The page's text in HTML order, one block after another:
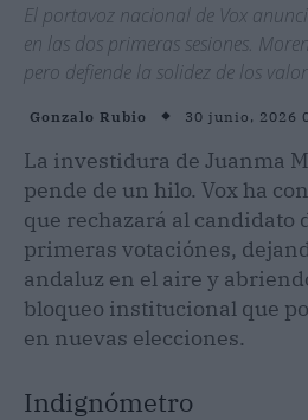
El portavoz nacional de Vox
en las dos primeras sesiones.
pero defiende la solidez de los
Gonzalo Rubio 30 junio, 2026
La investidura de Juanma
pende de un hilo. Vox ha
que rechazará al candidato
primeras votaciónes,
andaluz en el aire y
bloqueo institucional que
en nuevas elecciones.
Indignómetro